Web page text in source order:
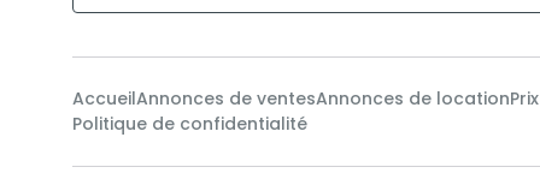
AccueilAnnonces de ventesAnnonces de location
Politique de confidentialité